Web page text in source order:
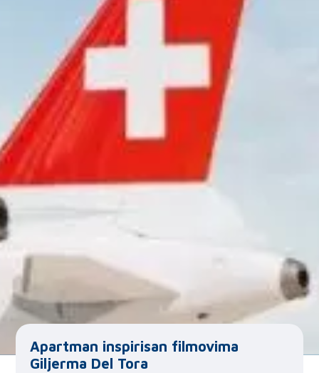
Apartman inspirisan filmovima
Giljerma Del Tora